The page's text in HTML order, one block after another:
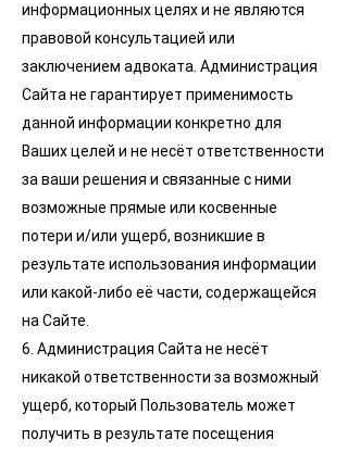
информационных целях и не являются
правовой консультацией или
заключением адвоката. Администрация
Сайта не гарантирует применимость
данной информации конкретно для
Ваших целей и не несёт ответственности
за ваши решения и связанные с ними
возможные прямые или косвенные
потери и/или ущерб, возникшие в
результате использования информации
или какой-либо её части, содержащейся
на Сайте.
6. Администрация Сайта не несёт
никакой ответственности за возможный
ущерб, который Пользователь может
получить в результате посещения